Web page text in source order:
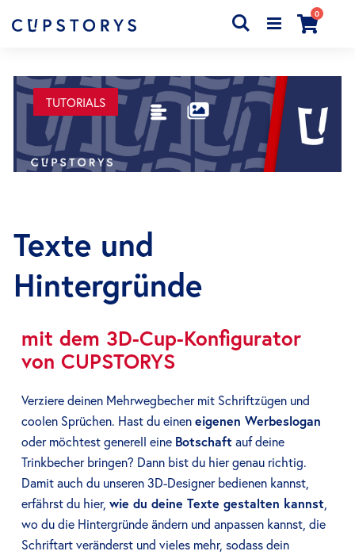
Cart
0Artikel
Search
TUTORIALS
Texte und
Hintergründe
mit dem 3D-Cup-Konfigurator
von CUPSTORYS
Verziere deinen Mehrwegbecher mit Schriftzügen und
coolen Sprüchen. Hast du einen eigenen Werbeslogan
oder möchtest generell eine Botschaft auf deine
Trinkbecher bringen? Dann bist du hier genau richtig.
Damit auch du unseren 3D-Designer bedienen kannst,
erfährst du hier, wie du deine Texte gestalten kannst
wo du die Hintergründe ändern und anpassen kannst, die
Schriftart veränderst und vieles mehr, sodass dein